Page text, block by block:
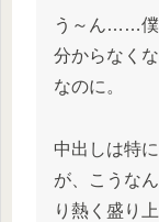
う～ん……僕
分からなく
なのに。
中出しは特
が、こうな
り熱く盛り